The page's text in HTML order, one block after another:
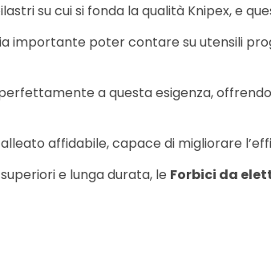
su cui si fonda la qualità Knipex, e
importante poter contare su utensili
a questa esigenza,
affidabile, capace di migliorare
e lunga durata, le Forbici da